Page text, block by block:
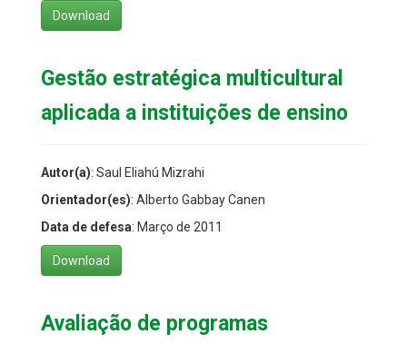
Download
Gestão estratégica multicultural
aplicada a instituições de ensino
Autor(a): Saul Eliahú Mizrahi
Orientador(es): Alberto Gabbay Canen
Data de defesa: Março de 2011
Download
Avaliação de programas